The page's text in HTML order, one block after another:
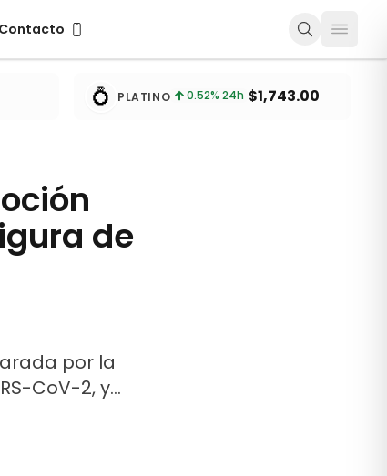
Contacto
💍 PLATINO 0.52% 24h $1,743.00
de
por la
CoV-2, y…